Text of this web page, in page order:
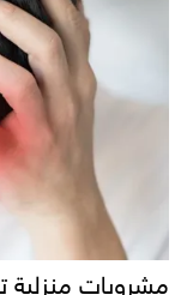
مشروبات منزلية